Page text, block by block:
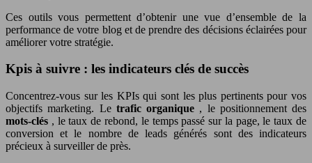
Ces outils vous permettent d’obtenir une vue d’ensemble de la
performance de votre blog et de prendre des décisions éclairées pour
améliorer votre stratégie.
Kpis à suivre : les indicateurs clés de succès
Concentrez-vous sur les KPIs qui sont les plus pertinents pour vos
objectifs marketing. Le trafic organique , le positionnement des
mots-clés , le taux de rebond, le temps passé sur la page, le taux de
conversion et le nombre de leads générés sont des indicateurs
précieux à surveiller de près.